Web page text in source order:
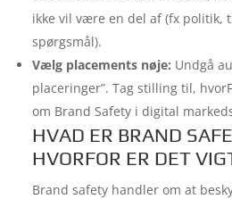
ikke vil være en del af (fx politik,
spørgsmål).
Vælg placements nøje: Undgå
placeringer”. Tag stilling til, hvor
om Brand Safety i digital
HVAD ER BRAND
HVORFOR ER DET
Brand safety handler om at